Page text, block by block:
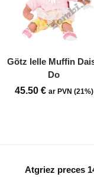
Götz lelle Muffin
Do
45.50 € ar PVN (21%)
Atgriez preces